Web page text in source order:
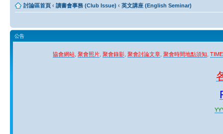
討論區首頁 ‹ 讀書會事務 (Club Issue) ‹ 英文講座 (English Seminar)
公告
協會網站 聚會照片 聚會錄影 聚會討論文章 聚會時間地點須知